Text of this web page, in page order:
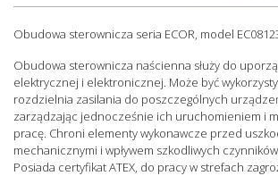
Kategoria Ex 2D
Tak
Kategoria Ex 3D
Tak
Kategoria Ex 3G
Tak
Certyfikat RoHS
Obudowa sterownicza seria ECOR, model
Obudowa sterownicza naścienna służy do
elektrycznej i elektronicznej. Może być
rozdzielnia zasilania do poszczególnych
zarządzając jednocześnie ich uruchomieniem i
pracę. Chroni elementy wykonawcze przed
mechanicznymi i wpływem szkodliwych
Posiada certyfikat ATEX, do pracy w strefach